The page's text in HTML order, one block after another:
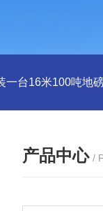
一台16米100吨地
产品中心 /